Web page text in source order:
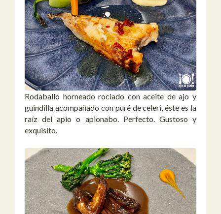
Rodaballo horneado rociado con aceite de ajo y
guindilla acompañado con puré de celeri, éste es la
raíz del apio o apionabo. Perfecto. Gustoso y
exquisito.